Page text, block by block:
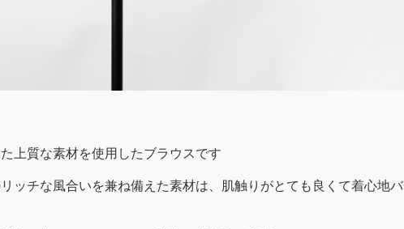
上質な素材を使用したブラウスです
ッチな風合いを兼ね備えた素材は、肌触りがとても良くて着心地バ